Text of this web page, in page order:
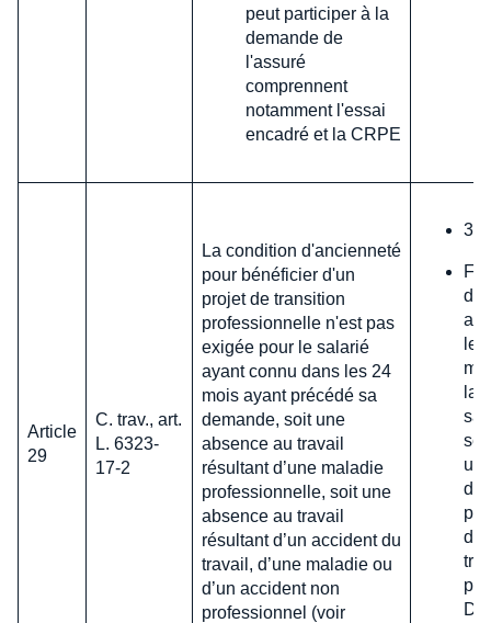
peut participer à la
demande de
l'assuré
comprennent
notamment l'essai
encadré et la CRPE
Article
29
C. trav., art.
L. 6323-
17-2
La condition d'ancienneté
pour bénéficier d'un
projet de transition
professionnelle n'est pas
exigée pour le salarié
ayant connu dans les 24
mois ayant précédé sa
demande, soit une
absence au travail
résultant d’une maladie
professionnelle, soit une
absence au travail
résultant d’un accident du
travail, d’une maladie ou
d’un accident non
professionnel (voir
31
au
se
D.